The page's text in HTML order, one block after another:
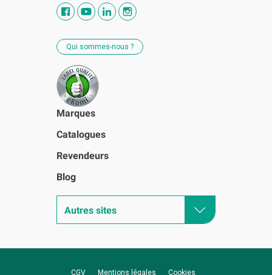
Qui sommes-nous ?
Marques
Catalogues
Revendeurs
Blog
Autres sites
CGV Mentions légales Cookies